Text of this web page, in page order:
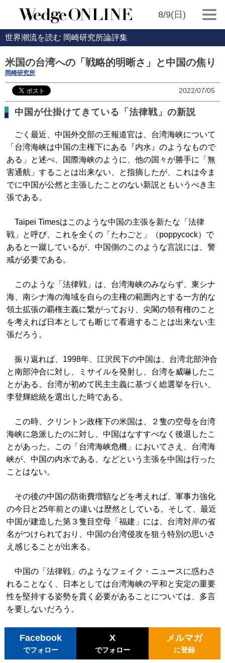
8/9(日)
世界潮流を読む 岡崎研究所論評集
米国の台湾への「戦略的明晰さ」と中国の焦り
岡崎研究所
2022/07/05
中国が仕掛けてきている「法律戦」の新説
ごく最近、中国外交部の王報道官は、台湾海峡について
「台湾海峡は中国の主権下にある『内水』のようなもので
ある」と述べ、国際海峡のように、他の国々が勝手に「無
害通航」することは出来ない、と指摘したが、これは今ま
でに中国が公然と主張したことのない新説ともいうべき主
張である。
Taipei Timesはこのような中国の主張を新たな「法律
戦」と呼び、これを全くの「たわごと」（poppycock）で
あると一蹴しているが、中国側のこのような言説には、警
戒が必要である。
このような「法律戦」は、台湾海峡のみならず、東シナ
海、南シナ海の海域を自らの主権の範囲内とする一方的な
領土拡張の覇権主義に繋がっており、尖閣の領有権のこと
を考えれば日本としても断じて看過することは出来ない主
張だろう。
振り返れば、1998年、江沢民下の中国は、台湾北部沖合
と南部沖合に対し、ミサイルを発射し、台湾を威嚇したこ
とがある。台湾が初めて民主主義に基づく総選挙を行い、
李登輝総統を選出した時である。
この時、クリントン政権下の米国は、２隻の空母を台湾
海峡に急派したのに対し、中国はなすすべなく後退したこ
とがあった。この「台湾海峡危機」においてさえ、台湾海
峡が、中国の内水である、などという主張を中国は行った
ことはない。
その後の中国の防衛費増額などを考えれば、軍事力強化
の今日と25年前との違いは歴然としている。そして、最近
中国が建造した第３隻目空母「福建」には、台湾対岸の省
名がつけられており、中国の台湾侵攻を狙う特別の思いさ
え感じることが出来る。
中国の「法律戦」のようなフェイク・ニュースに惑わさ
れることなく、日本としては台湾海峡の平和と安定の重要
性を堅持する姿勢を貫く必要があることについては、多言
を要しないだろう。
Facebook
でフォロー
X
でフォロー
メルマガ
に登録